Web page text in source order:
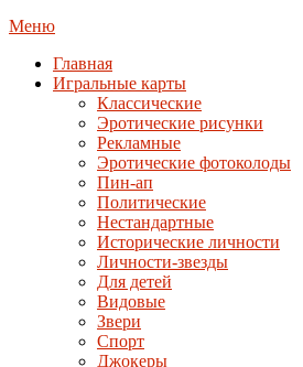
Меню
Главная
Игральные карты
Классические
Эротические рисунки
Рекламные
Эротические фотоколоды
Пин-ап
Политические
Нестандартные
Исторические личности
Личности-звезды
Для детей
Видовые
Звери
Спорт
Джокеры